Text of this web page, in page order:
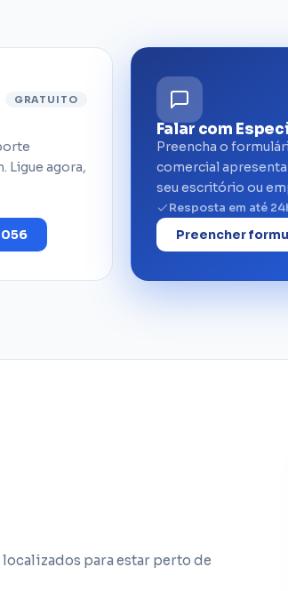
GRATUITO
Ligue agora,
Falar com
Preencha o
comercial
seu escritório ou
Resposta em até
Preencher
para estar perto de